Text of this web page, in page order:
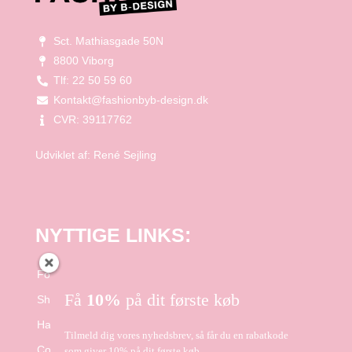
Sct. Mathiasgade 50N
8800 Viborg
Tlf: 22 50 59 60
Kontakt@fashionbyb-design.dk
CVR: 39117762
Udviklet af: René Sejling
NYTTIGE LINKS:
Forside
Shop
Handelsbetingelser
Få 10% på dit første køb
Tilmeld dig vores nyhedsbrev, så får du en rabatkode